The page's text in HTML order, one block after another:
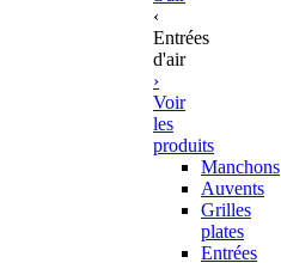
‹
Entrées
d'air
›
Voir
les
produits
Manchons
Auvents
Grilles
plates
Entrées